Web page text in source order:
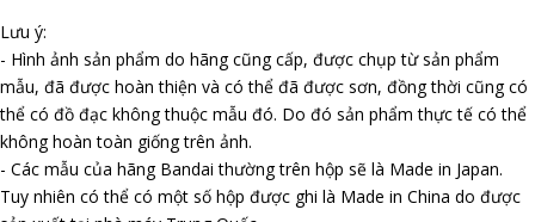
Lưu ý:
- Hình ảnh sản phẩm do hãng cũng cấp, được chụp từ sản phẩm
mẫu, đã được hoàn thiện và có thể đã được sơn, đồng thời cũng có
thể có đồ đạc không thuộc mẫu đó. Do đó sản phẩm thực tế có thể
không hoàn toàn giống trên ảnh.
- Các mẫu của hãng Bandai thường trên hộp sẽ là Made in Japan.
Tuy nhiên có thể có một số hộp được ghi là Made in China do được